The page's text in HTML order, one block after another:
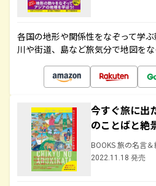
各国の地形や関係性をなぞって学ぶ
川や街道、島など旅気分で地図を
今すぐ旅に出
のことばと絶
BOOKS 旅の名言＆
2022.11.18 発売